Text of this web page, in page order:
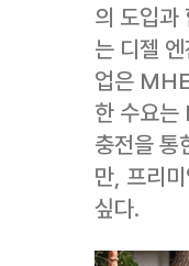
의 도입
는 디젤
업은
한 수요는
충전을 통
만, 프리
싶다.